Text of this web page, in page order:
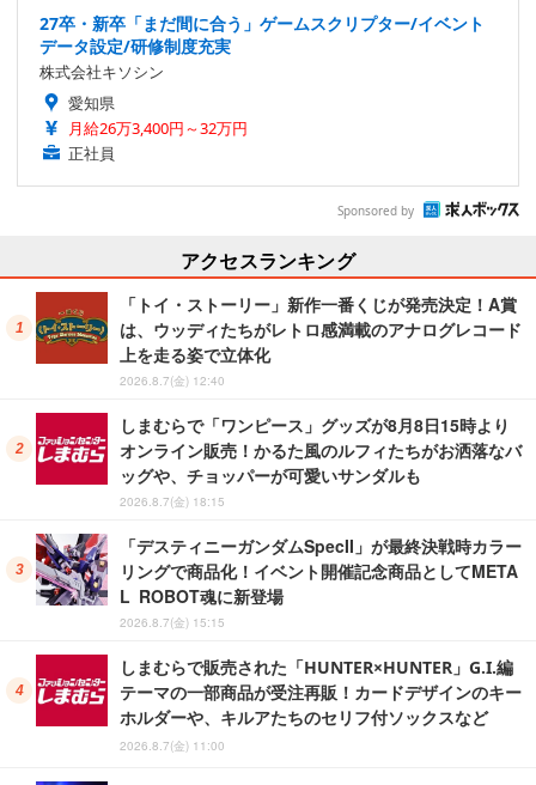
27卒・新卒「まだ間に合う」ゲームスクリプター/イベント
データ設定/研修制度充実
株式会社キソシン
愛知県
月給26万3,400円～32万円
正社員
Sponsored by
アクセスランキング
「トイ・ストーリー」新作一番くじが発売決定！A賞
は、ウッディたちがレトロ感満載のアナログレコード
上を走る姿で立体化
2026.8.7(金) 12:40
しまむらで「ワンピース」グッズが8月8日15時より
オンライン販売！かるた風のルフィたちがお洒落なバ
ッグや、チョッパーが可愛いサンダルも
2026.8.7(金) 18:15
「デスティニーガンダムSpecII」が最終決戦時カラー
リングで商品化！イベント開催記念商品としてMETA
L ROBOT魂に新登場
2026.8.7(金) 15:15
しまむらで販売された「HUNTER×HUNTER」G.I.編
テーマの一部商品が受注再販！カードデザインのキー
ホルダーや、キルアたちのセリフ付ソックスなど
2026.8.7(金) 11:00